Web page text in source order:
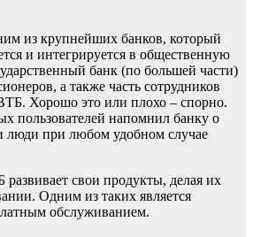
из крупнейших банков, который
и интегрируется в общественную
банк (по большей части)
а также часть сотрудников
Хорошо это или плохо – спорно.
пользователей напомнил банку о
люди при любом удобном случае
развивает свои продукты, делая их
Одним из таких является
обслуживанием.